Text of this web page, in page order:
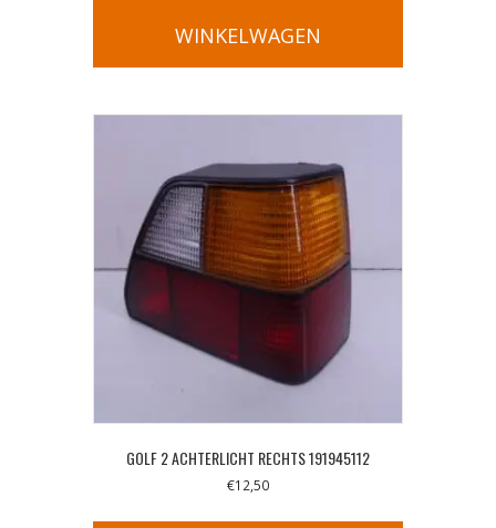
WINKELWAGEN
GOLF 2 ACHTERLICHT RECHTS 191945112
€12,50